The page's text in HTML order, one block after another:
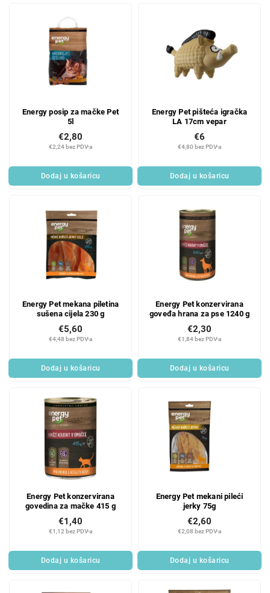
Energy posip za mačke Pet
5l
€2,24 bez PDV-a
€2,80
Dodaj u košaricu
Energy Pet pišteća igračka
LA 17cm vepar
€4,80 bez PDV-a
€6
Dodaj u košaricu
Energy Pet mekana piletina
sušena cijela 230 g
€4,48 bez PDV-a
€5,60
Dodaj u košaricu
Energy Pet konzervirana
goveđa hrana za pse 1240 g
€1,84 bez PDV-a
€2,30
Dodaj u košaricu
Energy Pet konzervirana
govedina za mačke 415 g
€1,12 bez PDV-a
€1,40
Dodaj u košaricu
Energy Pet mekani pileći
jerky 75g
€2,08 bez PDV-a
€2,60
Dodaj u košaricu